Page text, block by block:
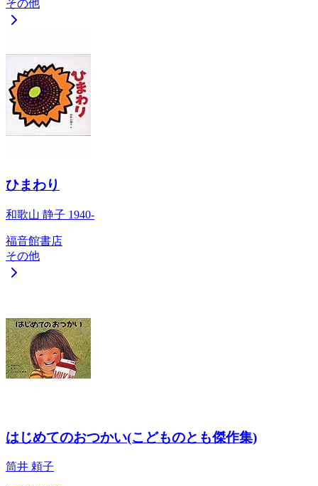
その他
ひまわり
和歌山 静子 1940-
福音館書店
その他
はじめてのおつかい(こどものとも傑作集)
筒井 頼子